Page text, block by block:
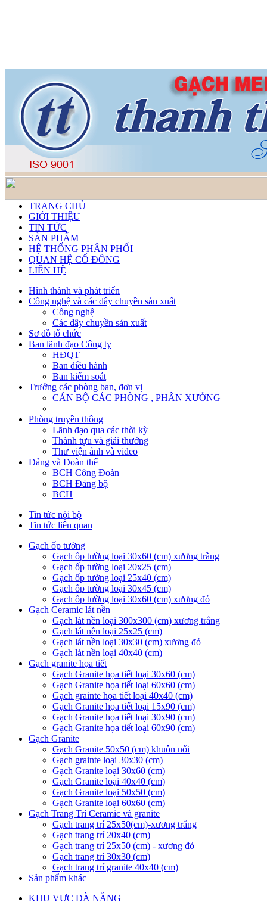
TRANG CHỦ
GIỚI THIỆU
TIN TỨC
SẢN PHẨM
HỆ THỐNG PHÂN PHỐI
QUAN HỆ CỔ ĐÔNG
LIÊN HỆ
Hình thành và phát triển
Công nghệ và các dây chuyền sản xuất
Công nghệ
Các dây chuyền sản xuất
Sơ đồ tổ chức
Ban lãnh đạo Công ty
HĐQT
Ban điều hành
Ban kiểm soát
Trưởng các phòng ban, đơn vị
CÁN BỘ CÁC PHÒNG , PHÂN XƯỞNG
Phòng truyền thông
Lãnh đạo qua các thời kỳ
Thành tựu và giải thưởng
Thư viện ảnh và video
Đảng và Đoàn thể
BCH Công Đoàn
BCH Đảng bộ
BCH
Tin tức nội bộ
Tin tức liên quan
Gạch ốp tường
Gạch ốp tường loại 30x60 (cm) xương trắng
Gạch ốp tường loại 20x25 (cm)
Gạch ốp tường loại 25x40 (cm)
Gạch ốp tường loại 30x45 (cm)
Gạch ốp tường loại 30x60 (cm) xương đỏ
Gạch Ceramic lát nền
Gạch lát nền loại 300x300 (cm) xương trắng
Gạch lát nền loại 25x25 (cm)
Gạch lát nền loại 30x30 (cm) xương đỏ
Gạch lát nền loại 40x40 (cm)
Gạch granite họa tiết
Gạch Granite họa tiết loại 30x60 (cm)
Gạch Granite họa tiết loại 60x60 (cm)
Gạch grainte họa tiết loại 40x40 (cm)
Gạch Granite họa tiết loại 15x90 (cm)
Gạch Granite họa tiết loại 30x90 (cm)
Gạch Granite họa tiết loại 60x90 (cm)
Gạch Granite
Gạch Granite 50x50 (cm) khuôn nổi
Gạch grainte loại 30x30 (cm)
Gạch Granite loại 30x60 (cm)
Gạch Granite loại 40x40 (cm)
Gạch Granite loại 50x50 (cm)
Gạch Granite loại 60x60 (cm)
Gạch Trang Trí Ceramic và granite
Gạch trang trí 25x50(cm)-xương trắng
Gạch trang trí 20x40 (cm)
Gạch trang trí 25x50 (cm) - xương đỏ
Gạch trang trí 30x30 (cm)
Gạch trang trí granite 40x40 (cm)
Sản phẩm khác
KHU VỰC ĐÀ NẴNG